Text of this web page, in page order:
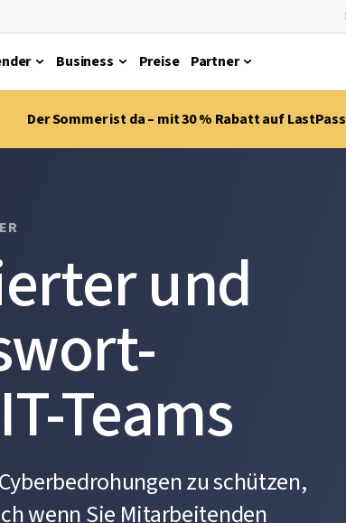
Business Preise Partner
Der Sommer ist da – mit 30 % Rabatt auf LastPass
und
Teams
zu schützen,
wenn Sie Mitarbeitenden